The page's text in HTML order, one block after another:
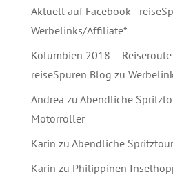
Aktuell auf Facebook -
Werbelinks/Affiliate*
Kolumbien 2018 –
reiseSpuren Blog zu
Andrea zu Abendliche
Motorroller
Karin zu Abendliche
Karin zu Philippinen